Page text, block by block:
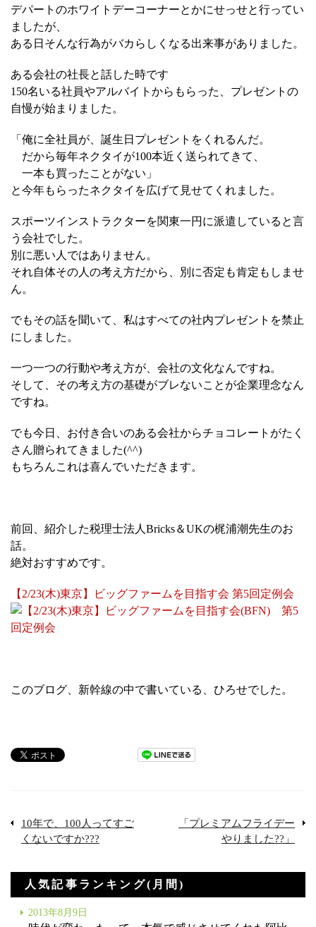
デパートのホワイトデーコーナーとかにせっせと行ってい
ましたが、
ある日そんな行為がバカらしくなる出来事がありました。
ある会社の社長と話した時です
150名いる社員やアルバイトからもらった、プレゼントの
自慢が始まりました。
「俺に全社員が、誕生日プレゼントをくれるんだ。
だから毎年ネクタイが100本近く送られてきて、
一本も買ったことがない」
と今年もらったネクタイを広げて見せてくれました。
スポーツインストラクターを関東一円に派遣していると言
う会社でした。
別に悪い人ではありません。
それ自体その人の考え方だから、別に否定も肯定もしませ
ん。
でもその話を聞いて、私はすべての社内プレゼントを禁止
にしました。
一つ一つの行動や考え方が、会社の文化なんですね。
そして、その考え方の基礎がブレないことが企業理念なん
ですね。
でも今日、お付き合いのある会社からチョコレートがたく
さん贈られてきました(^^)
もちろんこれは喜んでいただきます。
前回、紹介した税理士法人Bricks＆UKの梶浦潮先生のお
話。
絶対おすすめです。
【2/23(木)東京】ビッグファームを目指す会 第5回定例会
このブログ、新幹線の中で書いている、ひろせでした。
10年で、100人ってすご
くないですか???
「プレミアムフライデー
やりました??」
人気記事ランキング(月間)
2013年8月9日